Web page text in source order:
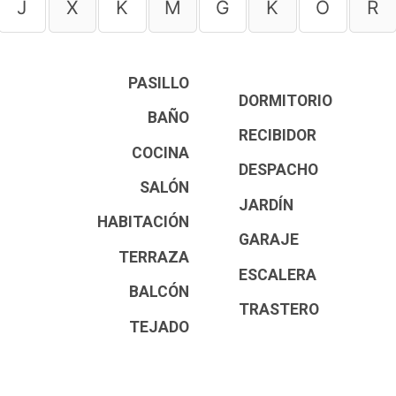
J X K M G K O R
PASILLO
BAÑO
COCINA
SALÓN
HABITACIÓN
TERRAZA
BALCÓN
TEJADO
DORMITORIO
RECIBIDOR
DESPACHO
JARDÍN
GARAJE
ESCALERA
TRASTERO